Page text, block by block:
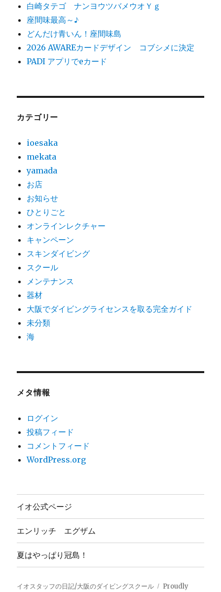
白崎タテゴ ナンヨウツバメウオＹｇ
座間味最高～♪
どんだけ青いん！座間味島
2026 AWAREカードデザイン コブシメに決定
PADI アプリでeカード
カテゴリー
ioesaka
mekata
yamada
お店
お知らせ
ひとりごと
オンラインレクチャー
キャンペーン
スキンダイビング
スクール
メンテナンス
器材
大阪でダイビングライセンスを取る完全ガイド
未分類
海
メタ情報
ログイン
投稿フィード
コメントフィード
WordPress.org
イオ公式ページ
エンリッチ エグザム
夏はやっぱり冠島！
イオスタッフの日記/大阪のダイビングスクール Proudly